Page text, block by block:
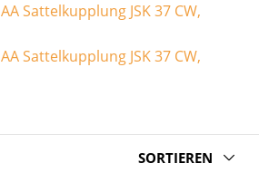
Sattelkupplung JSK 37 CW,
Sattelkupplung JSK 37 CW,
SORTIEREN